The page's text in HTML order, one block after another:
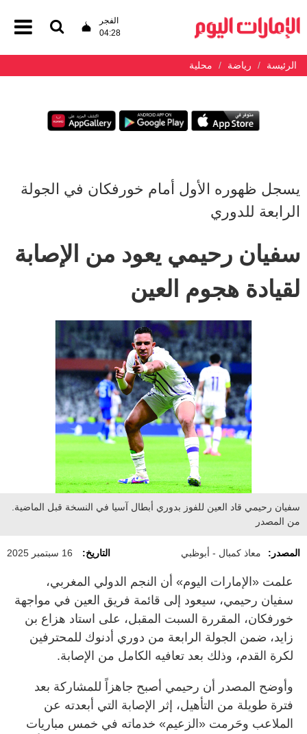
الفجر
04:28
الرئيسة رياضة محلية
يسجل ظهوره الأول أمام خورفكان في الجولة
الرابعة للدوري
سفيان رحيمي يعود من الإصابة
لقيادة هجوم العين
سفيان رحيمي قاد العين للفوز بدوري أبطال آسيا في النسخة قبل الماضية.
من المصدر
المصدر: معاذ كمبال - أبوظبي التاريخ: 16 سبتمبر 2025
علمت «الإمارات اليوم» أن النجم الدولي المغربي،
سفيان رحيمي، سيعود إلى قائمة فريق العين في مواجهة
خورفكان، المقررة السبت المقبل، على استاد هزاع بن
زايد، ضمن الجولة الرابعة من دوري أدنوك للمحترفين
لكرة القدم، وذلك بعد تعافيه الكامل من الإصابة.
وأوضح المصدر أن رحيمي أصبح جاهزاً للمشاركة بعد
فترة طويلة من التأهيل، إثر الإصابة التي أبعدته عن
الملاعب وحَرمت «الزعيم» خدماته في خمس مباريات